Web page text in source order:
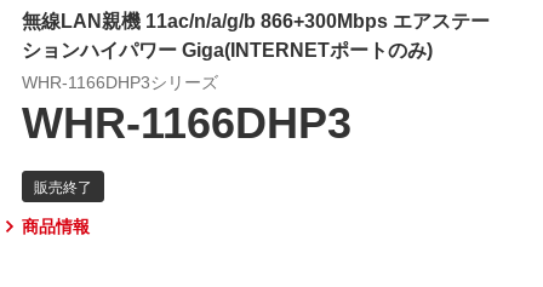
無線LAN親機 11ac/n/a/g/b 866+300Mbps エアステー
ションハイパワー Giga(INTERNETポートのみ)
WHR-1166DHP3シリーズ
WHR-1166DHP3
商品情報